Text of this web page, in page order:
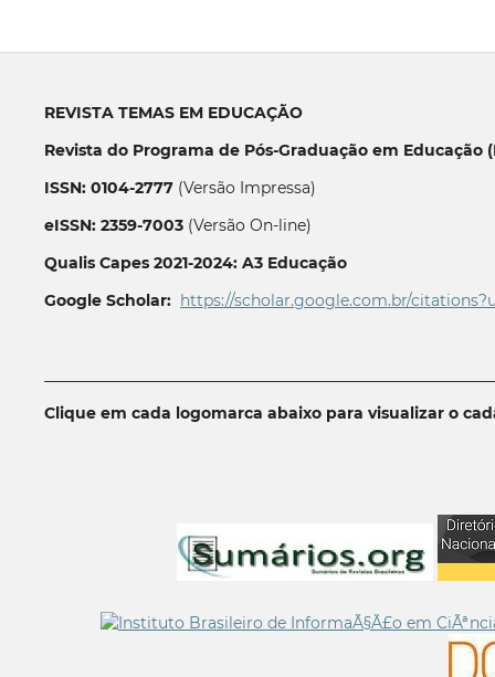
REVISTA TEMAS EM EDUCAÇÃO
Revista do Programa de Pós-Graduação em Educação
ISSN: 0104-2777(Versão Impressa)
eISSN: 2359-7003(Versão On-line)
Qualis Capes 2021-2024: A3 Educação
Google Scholar: https://scholar.google.com.br/
Clique em cada logomarca abaixo para visualizar o